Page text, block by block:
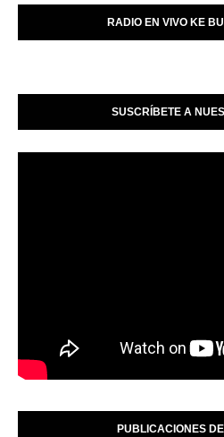
RADIO EN VIVO KE
SUSCRÍBETE A
PUBLICACIONES